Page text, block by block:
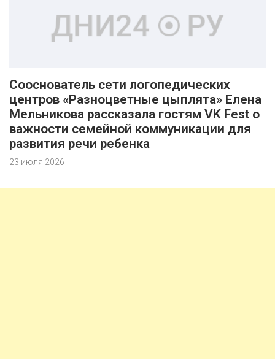
Сооснователь сети логопедических
центров «Разноцветные цыплята» Елена
Мельникова рассказала гостям VK Fest о
важности семейной коммуникации для
развития речи ребенка
23 июля 2026